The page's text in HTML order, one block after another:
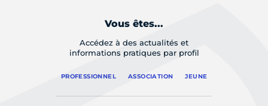
Vous êtes...
Accédez à des actualités et
informations pratiques par profil
PROFESSIONNEL ASSOCIATION JEUNE